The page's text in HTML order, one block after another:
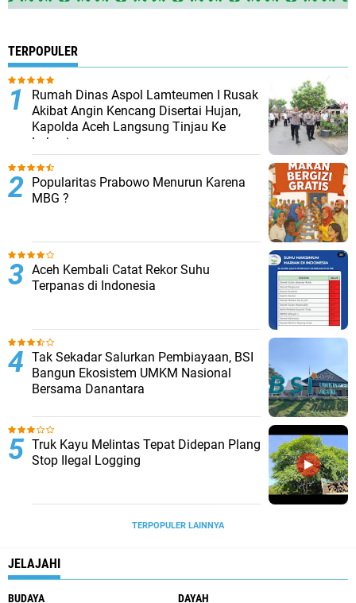
TERPOPULER
Rumah Dinas Aspol Lamteumen I Rusak
Akibat Angin Kencang Disertai Hujan,
Kapolda Aceh Langsung Tinjau Ke
Lokasi
Popularitas Prabowo Menurun Karena
MBG ?
Aceh Kembali Catat Rekor Suhu
Terpanas di Indonesia
Tak Sekadar Salurkan Pembiayaan, BSI
Bangun Ekosistem UMKM Nasional
Bersama Danantara
Truk Kayu Melintas Tepat Didepan Plang
Stop Ilegal Logging
TERPOPULER LAINNYA
JELAJAHI
BUDAYA DAYAH